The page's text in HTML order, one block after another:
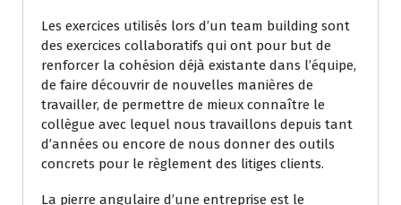
Les exercices utilisés lors d’un team building sont
des exercices collaboratifs qui ont pour but de
renforcer la cohésion déjà existante dans l’équipe,
de faire découvrir de nouvelles manières de
travailler, de permettre de mieux connaître le
collègue avec lequel nous travaillons depuis tant
d’années ou encore de nous donner des outils
concrets pour le règlement des litiges clients.
La pierre angulaire d’une entreprise est le